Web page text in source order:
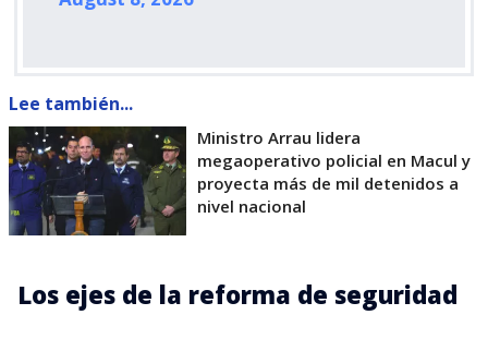
Lee también...
Ministro Arrau lidera
megaoperativo policial en Macul y
proyecta más de mil detenidos a
nivel nacional
Los ejes de la reforma de seguridad